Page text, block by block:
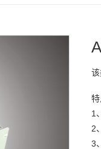
50.8×25.4 50.8×50.8
1
2
3